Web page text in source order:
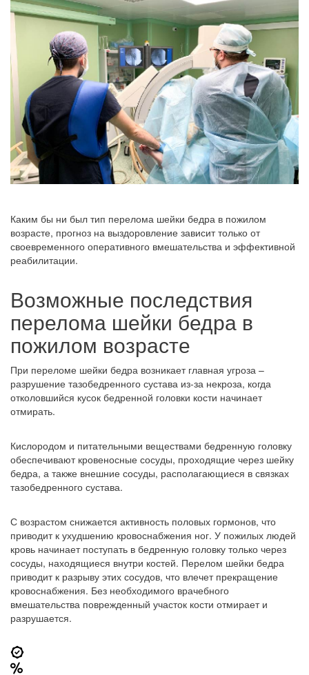
Каким бы ни был тип перелома шейки бедра в пожилом
возрасте, прогноз на выздоровление зависит только от
своевременного оперативного вмешательства и эффективной
реабилитации.
Возможные последствия
перелома шейки бедра в
пожилом возрасте
При переломе шейки бедра возникает главная угроза –
разрушение тазобедренного сустава из-за некроза, когда
отколовшийся кусок бедренной головки кости начинает
отмирать.
Кислородом и питательными веществами бедренную головку
обеспечивают кровеносные сосуды, проходящие через шейку
бедра, а также внешние сосуды, располагающиеся в связках
тазобедренного сустава.
С возрастом снижается активность половых гормонов, что
приводит к ухудшению кровоснабжения ног. У пожилых людей
кровь начинает поступать в бедренную головку только через
сосуды, находящиеся внутри костей. Перелом шейки бедра
приводит к разрыву этих сосудов, что влечет прекращение
кровоснабжения. Без необходимого врачебного
вмешательства поврежденный участок кости отмирает и
разрушается.